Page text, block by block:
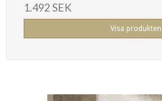
1.492 SEK
Visa produkten